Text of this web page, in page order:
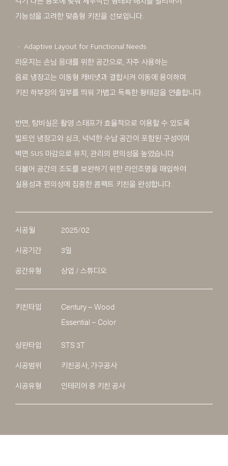
기능성을 고려한 맞춤형 키친을 선보입니다.
ㆍ Adaptive Layout for Functional Needs
라운지는 손님 응대를 위한 공간으로, 자주 사용하는
음료 냉장고는 이동형 캐비넷과 결합시켜 이동에 용이하며
키친 하부장의 일부를 띄워 가볍고 독특한 형태감을 연출합니다.
반면, 탕비실은 촬영 스태프가 효율적으로 이용할 수 있도록
빌트인 냉장고와 싱크, 넉넉한 수납 공간이 포함된 구성이며
벽면 SUS 마감으로 유지, 관리의 편의성을 높였습니다.
더불어 공간의 조도를 보완하기 위한 라인조명을 매입하여
실용성과 편의성에 집중한 콤팩트 키친을 완성합니다.
시공월 2025/02
시공기간 3일
공간유형 상업 / 스튜디오
키친타입
Century – Wood
Essential – Color
상판타입 STS 3T
시공범위 키친공사, 가구공사
시공유형 인테리어 중 키친 공사